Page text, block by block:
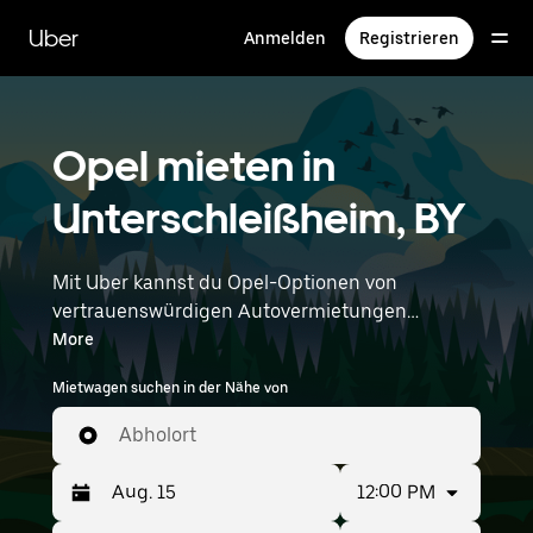
zum
Hauptinhalt
Uber Anmelden Registrieren
Opel mieten in
Unterschleißheim, BY
Mit Uber kannst du Opel-Optionen von
vertrauenswürdigen Autovermietungen
durchstöbern. Finde den richtigen Leihwagen
von Opel für Besorgungen, Roadtrips oder
tägliche Fahrten. Egal, ob du Preis, Größe oder
Stil priorisierst: Hier findest du Optionen, die
deinen Wünschen entsprechen. Gib deine Zeit-
und Standortangaben (z. B. Munich Airport) ein,
um Opel-Vermietungen in deiner Nähe zu
More
Mietwagen suchen in der Nähe von
Abholort
12:00 PM